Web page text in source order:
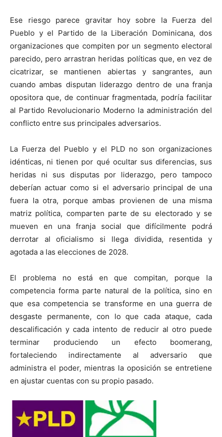
Ese riesgo parece gravitar hoy sobre la Fuerza del
Pueblo y el Partido de la Liberación Dominicana, dos
organizaciones que compiten por un segmento electoral
parecido, pero arrastran heridas políticas que, en vez de
cicatrizar, se mantienen abiertas y sangrantes, aun
cuando ambas disputan liderazgo dentro de una franja
opositora que, de continuar fragmentada, podría facilitar
al Partido Revolucionario Moderno la administración del
conflicto entre sus principales adversarios.
La Fuerza del Pueblo y el PLD no son organizaciones
idénticas, ni tienen por qué ocultar sus diferencias, sus
heridas ni sus disputas por liderazgo, pero tampoco
deberían actuar como si el adversario principal de una
fuera la otra, porque ambas provienen de una misma
matriz política, comparten parte de su electorado y se
mueven en una franja social que difícilmente podrá
derrotar al oficialismo si llega dividida, resentida y
agotada a las elecciones de 2028.
El problema no está en que compitan, porque la
competencia forma parte natural de la política, sino en
que esa competencia se transforme en una guerra de
desgaste permanente, con lo que cada ataque, cada
descalificación y cada intento de reducir al otro puede
terminar produciendo un efecto boomerang,
fortaleciendo indirectamente al adversario que
administra el poder, mientras la oposición se entretiene
en ajustar cuentas con su propio pasado.